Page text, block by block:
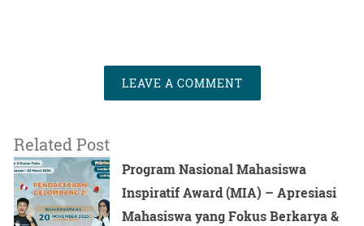
LEAVE A COMMENT
Related Post
Program Nasional Mahasiswa
Inspiratif Award (MIA) – Apresiasi
Mahasiswa yang Fokus Berkarya &